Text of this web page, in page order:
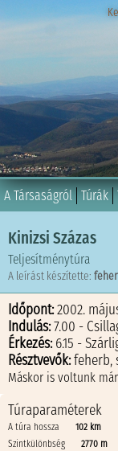
A Társaságról Túrák
Kinizsi Százas
Teljesítménytúra
A leírást készítette:
Időpont:2002.
Indulás:7.00 -
Érkezés: 6.15 -
Résztvevők:feherb,
Máskor is voltunk
Túraparaméterek
A túra hossza
102 km
Szintkülönbség
2770 m